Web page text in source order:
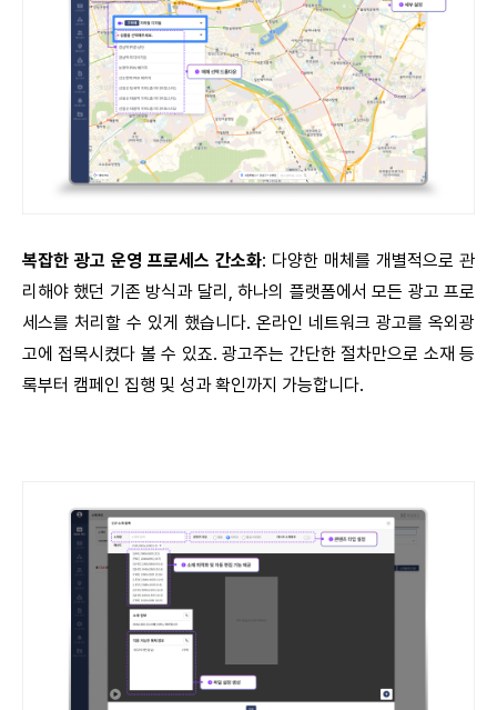
복잡한 광고 운영 프로세스 간소화: 다양한 매체를 개별적으로 관
리해야 했던 기존 방식과 달리, 하나의 플랫폼에서 모든 광고 프로
세스를 처리할 수 있게 했습니다. 온라인 네트워크 광고를 옥외광
고에 접목시켰다 볼 수 있죠. 광고주는 간단한 절차만으로 소재 등
록부터 캠페인 집행 및 성과 확인까지 가능합니다.